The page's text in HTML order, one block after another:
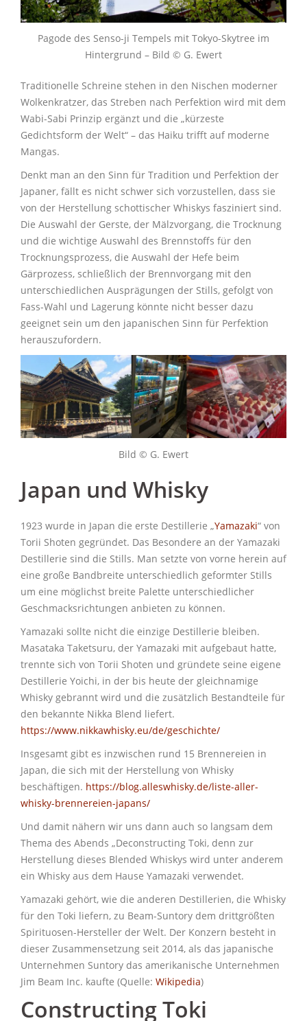
Pagode des Senso-ji Tempels mit Tokyo-Skytree im
Hintergrund – Bild © G. Ewert
Traditionelle Schreine stehen in den Nischen moderner
Wolkenkratzer, das Streben nach Perfektion wird mit dem
Wabi-Sabi Prinzip ergänzt und die „kürzeste
Gedichtsform der Welt“ – das Haiku trifft auf moderne
Mangas.
Denkt man an den Sinn für Tradition und Perfektion der
Japaner, fällt es nicht schwer sich vorzustellen, dass sie
von der Herstellung schottischer Whiskys fasziniert sind.
Die Auswahl der Gerste, der Mälzvorgang, die Trocknung
und die wichtige Auswahl des Brennstoffs für den
Trocknungsprozess, die Auswahl der Hefe beim
Gärprozess, schließlich der Brennvorgang mit den
unterschiedlichen Ausprägungen der Stills, gefolgt von
Fass-Wahl und Lagerung könnte nicht besser dazu
geeignet sein um den japanischen Sinn für Perfektion
herauszufordern.
Bild © G. Ewert
Japan und Whisky
1923 wurde in Japan die erste Destillerie „Yamazaki“ von
Torii Shoten gegründet. Das Besondere an der Yamazaki
Destillerie sind die Stills. Man setzte von vorne herein auf
eine große Bandbreite unterschiedlich geformter Stills
um eine möglichst breite Palette unterschiedlicher
Geschmacksrichtungen anbieten zu können.
Yamazaki sollte nicht die einzige Destillerie bleiben.
Masataka Taketsuru, der Yamazaki mit aufgebaut hatte,
trennte sich von Torii Shoten und gründete seine eigene
Destillerie Yoichi, in der bis heute der gleichnamige
Whisky gebrannt wird und die zusätzlich Bestandteile für
den bekannte Nikka Blend liefert.
https://www.nikkawhisky.eu/de/geschichte/
Insgesamt gibt es inzwischen rund 15 Brennereien in
Japan, die sich mit der Herstellung von Whisky
beschäftigen. https://blog.alleswhisky.de/liste-aller-
whisky-brennereien-japans/
Und damit nähern wir uns dann auch so langsam dem
Thema des Abends „Deconstructing Toki, denn zur
Herstellung dieses Blended Whiskys wird unter anderem
ein Whisky aus dem Hause Yamazaki verwendet.
Yamazaki gehört, wie die anderen Destillerien, die Whisky
für den Toki liefern, zu Beam-Suntory dem drittgrößten
Spirituosen-Hersteller der Welt. Der Konzern besteht in
dieser Zusammensetzung seit 2014, als das japanische
Unternehmen Suntory das amerikanische Unternehmen
Jim Beam Inc. kaufte (Quelle: Wikipedia)
Constructing Toki